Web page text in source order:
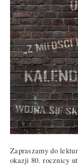
Zapraszamy do
okazji 80. rocznicy